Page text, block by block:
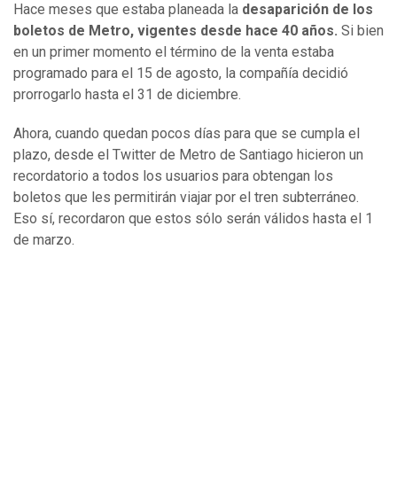
Hace meses que estaba planeada la desaparición de los
boletos de Metro, vigentes desde hace 40 años. Si bien
en un primer momento el término de la venta estaba
programado para el 15 de agosto, la compañía decidió
prorrogarlo hasta el 31 de diciembre.
Ahora, cuando quedan pocos días para que se cumpla el
plazo, desde el Twitter de Metro de Santiago hicieron un
recordatorio a todos los usuarios para obtengan los
boletos que les permitirán viajar por el tren subterráneo.
Eso sí, recordaron que estos sólo serán válidos hasta el 1
de marzo.